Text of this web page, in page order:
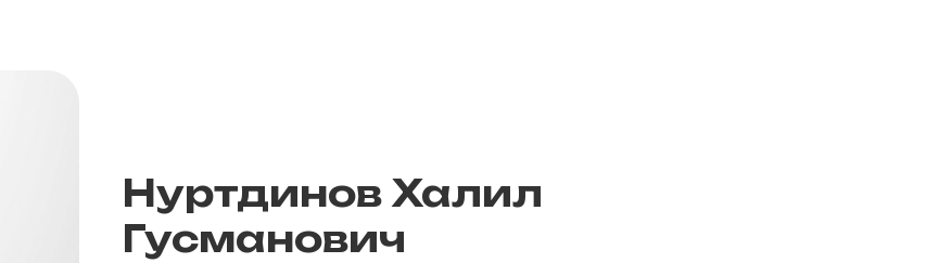
Нуртдинов Халил
Гусманович